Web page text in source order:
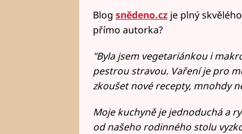
Blog snědeno.czje plný
přímo autorka?
"Byla jsem vegetariánkou i
pestrou stravou. Vaření je pro
zkoušet nové recepty, mnohdy
Moje kuchyně je jednoduchá a
od našeho rodinného stolu